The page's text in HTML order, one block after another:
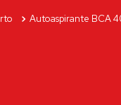
Autoaspirante BCA
3º